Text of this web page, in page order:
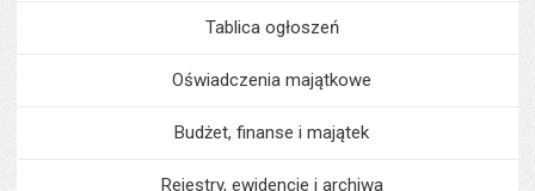
Tablica ogłoszeń
Oświadczenia majątkowe
Budżet, finanse i majątek
Rejestry, ewidencje i archiwa